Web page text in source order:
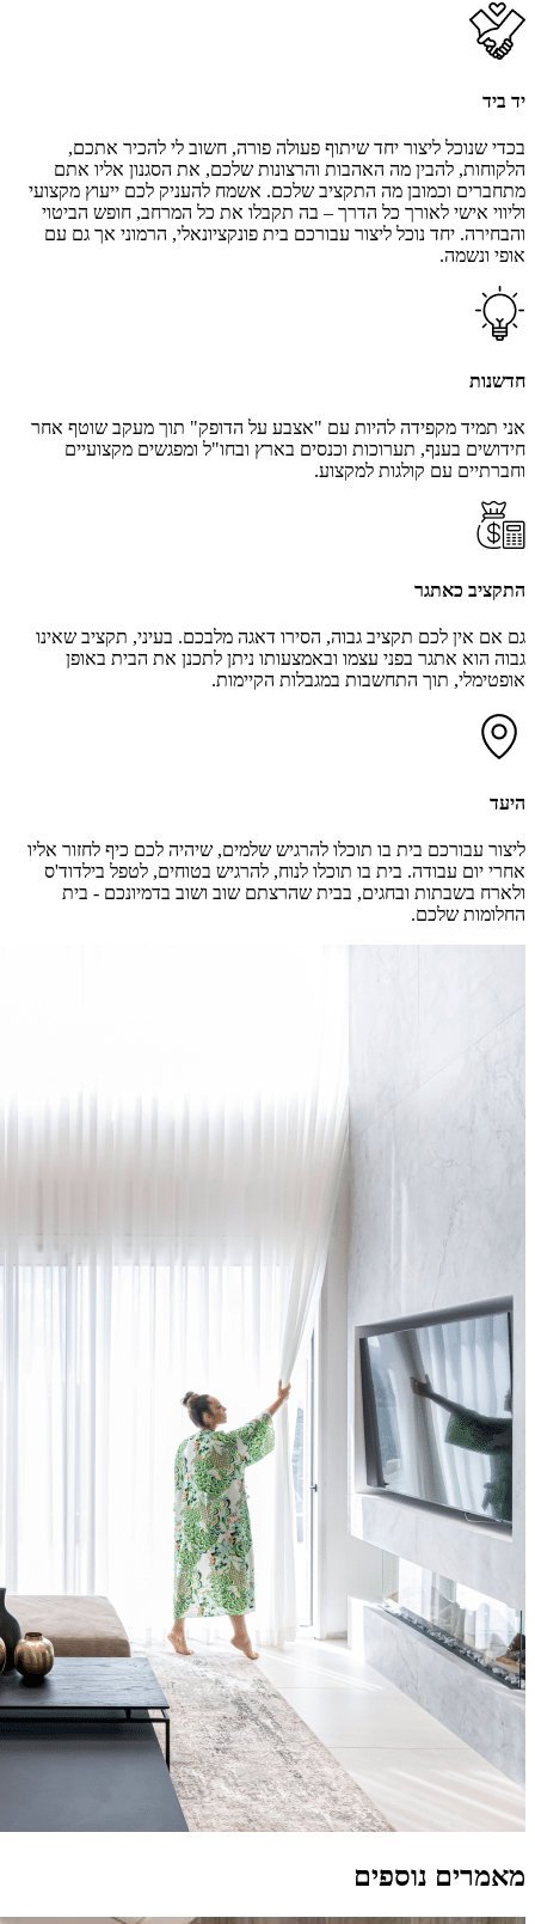
יד ביד
בכדי שנוכל ליצור יחד שיתוף פעולה פורה, חשוב לי להכיר אתכם,
הלקוחות, להבין מה האהבות והרצונות שלכם, את הסגנון אליו אתם
מתחברים וכמובן מה התקציב שלכם. אשמח להעניק לכם ייעוץ מקצועי
וליווי אישי לאורך כל הדרך – בה תקבלו את כל המרחב, חופש הביטוי
והבחירה. יחד נוכל ליצור עבורכם בית פונקציונאלי, הרמוני אך גם עם
אופי ונשמה.
חדשנות
אני תמיד מקפידה להיות עם "אצבע על הדופק" תוך מעקב שוטף אחר
חידושים בענף, תערוכות וכנסים בארץ ובחו"ל ומפגשים מקצועיים
וחברתיים עם קולגות למקצוע.
התקציב כאתגר
גם אם אין לכם תקציב גבוה, הסירו דאגה מלבכם. בעיני, תקציב שאינו
גבוה הוא אתגר בפני עצמו ובאמצעותו ניתן לתכנן את הבית באופן
אופטימלי, תוך התחשבות במגבלות הקיימות.
היעד
ליצור עבורכם בית בו תוכלו להרגיש שלמים, שיהיה לכם כיף לחזור אליו
אחרי יום עבודה. בית בו תוכלו לנוח, להרגיש בטוחים, לטפל בילדוד'ס
ולארח בשבתות ובחגים, בבית שהרצתם שוב ושוב בדמיונכם - בית
החלומות שלכם.
מאמרים נוספים